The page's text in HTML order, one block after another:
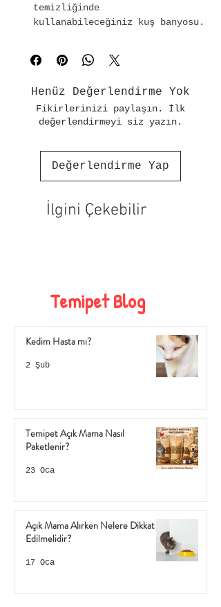
temizliğinde
kullanabileceğiniz kuş banyosu.
tasarıma sahiptir.
kolaylıkla takılabilir.
Üst kısmı şeffaf, alt kısmı
renkli plastiktir.
plastikten üretilmiştir.
Salınım yapmaz ve hayvan
sağlığına %100 zararsızdır.
Henüz Değerlendirme Yok
Fikirlerinizi paylaşın. İlk
değerlendirmeyi siz yazın.
Değerlendirme Yap
İlgini Çekebilir
Temipet Blog
Kedim Hasta mı?
2 Şub
Temipet Açık Mama Nasıl
Paketlenir?
23 Oca
Açık Mama Alırken Nelere Dikkat
Edilmelidir?
17 Oca